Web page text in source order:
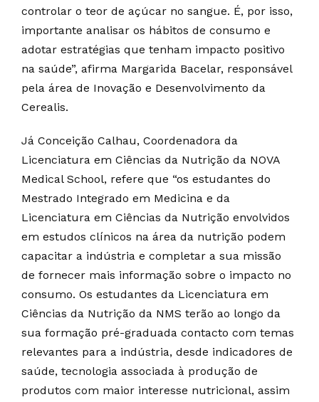
controlar o teor de açúcar no sangue. É, por isso,
importante analisar os hábitos de consumo e
adotar estratégias que tenham impacto positivo
na saúde”, afirma Margarida Bacelar, responsável
pela área de Inovação e Desenvolvimento da
Cerealis.
Já Conceição Calhau, Coordenadora da
Licenciatura em Ciências da Nutrição da NOVA
Medical School, refere que “os estudantes do
Mestrado Integrado em Medicina e da
Licenciatura em Ciências da Nutrição envolvidos
em estudos clínicos na área da nutrição podem
capacitar a indústria e completar a sua missão
de fornecer mais informação sobre o impacto no
consumo. Os estudantes da Licenciatura em
Ciências da Nutrição da NMS terão ao longo da
sua formação pré-graduada contacto com temas
relevantes para a indústria, desde indicadores de
saúde, tecnologia associada à produção de
produtos com maior interesse nutricional, assim